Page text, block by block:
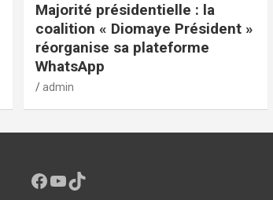
Majorité présidentielle : la
coalition « Diomaye Président »
réorganise sa plateforme
WhatsApp
admin